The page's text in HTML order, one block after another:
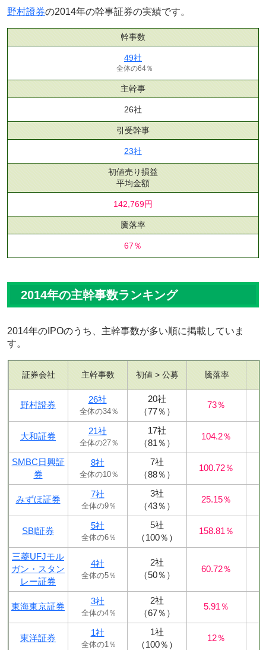
野村證券の2014年の幹事証券の実績です。
幹事数
49社
全体の64％
主幹事
26社
引受幹事
23社
初値売り損益
平均金額
142,769円
騰落率
67％
2014年の主幹事数ランキング
2014年のIPOのうち、主幹事数が多い順に掲載していま
す。
証券会社 主幹事数 初値 > 公募 騰落率
野村證券
26社
全体の34％
20社
（77％）
73％
大和証券
21社
全体の27％
17社
（81％）
104.2％
SMBC日興証
券
8社
全体の10％
7社
（88％）
100.72％
みずほ証券
7社
全体の9％
3社
（43％）
25.15％
SBI証券
5社
全体の6％
5社
（100％）
158.81％
三菱UFJモル
ガン・スタン
レー証券
4社
全体の5％
2社
（50％）
60.72％
東海東京証券
3社
全体の4％
2社
（67％）
5.91％
東洋証券
1社
全体の1％
1社
（100％）
12％